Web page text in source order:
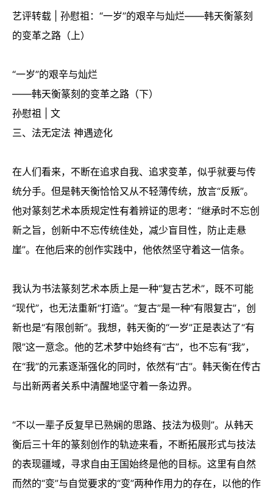
艺评转载 | 孙慰祖：“一岁”的艰辛与灿烂——韩天衡篆刻
的变革之路（上）
“一岁”的艰辛与灿烂
——韩天衡篆刻的变革之路（下）
孙慰祖 | 文
三、法无定法 神遇迹化
在人们看来，不断在追求自我、追求变革，似乎就要与传
统分手。但是韩天衡恰恰又从不轻薄传统，放言“反叛”。
他对篆刻艺术本质规定性有着辨证的思考：“继承时不忘创
新之旨，创新中不忘传统佳处，减少盲目性，防止走悬
崖”。在他后来的创作实践中，他依然坚守着这一信条。
我认为书法篆刻艺术本质上是一种“复古艺术”，既不可能
“现代”，也无法重新“打造”。“复古”是一种“有限复古”，创
新也是“有限创新”。我想，韩天衡的“一岁”正是表达了“有
限”这一意念。他的艺术梦中始终有“古”，也不忘有“我”，
在“我”的元素逐渐强化的同时，依然有“古”。韩天衡在传古
与出新两者关系中清醒地坚守着一条边界。
“不以一辈子反复早已熟娴的思路、技法为极则”。从韩天
衡后三十年的篆刻创作的轨迹来看，不断拓展形式与技法
的表现疆域，寻求自由王国始终是他的目标。这里有自然
而然的“变”与自觉要求的“变”两种作用力的存在，以他的作